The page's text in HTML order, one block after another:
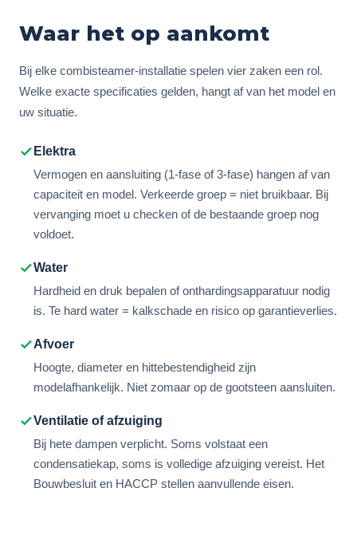
Waar het op aankomt
Bij elke combisteamer-installatie spelen vier zaken een rol.
Welke exacte specificaties gelden, hangt af van het model en
uw situatie.
Elektra
Vermogen en aansluiting (1-fase of 3-fase) hangen af van
capaciteit en model. Verkeerde groep = niet bruikbaar. Bij
vervanging moet u checken of de bestaande groep nog
voldoet.
Water
Hardheid en druk bepalen of onthardingsapparatuur nodig
is. Te hard water = kalkschade en risico op garantieverlies.
Afvoer
Hoogte, diameter en hittebestendigheid zijn
modelafhankelijk. Niet zomaar op de gootsteen aansluiten.
Ventilatie of afzuiging
Bij hete dampen verplicht. Soms volstaat een
condensatiekap, soms is volledige afzuiging vereist. Het
Bouwbesluit en HACCP stellen aanvullende eisen.